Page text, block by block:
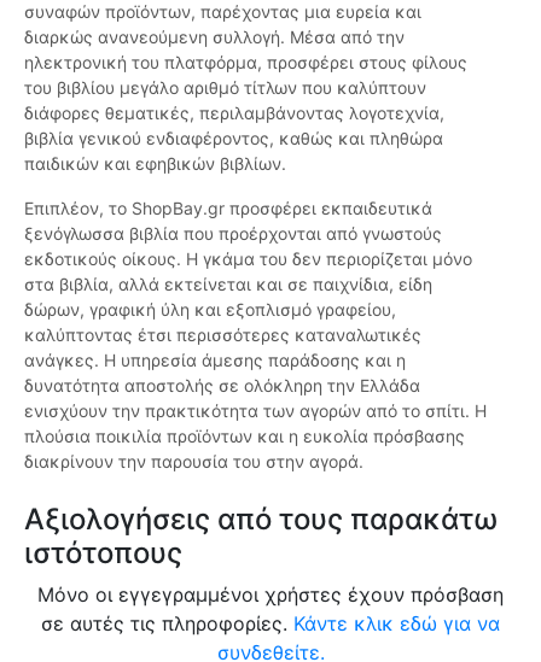
συναφών προϊόντων, παρέχοντας μια ευρεία και
διαρκώς ανανεούμενη συλλογή. Μέσα από την
ηλεκτρονική του πλατφόρμα, προσφέρει στους φίλους
του βιβλίου μεγάλο αριθμό τίτλων που καλύπτουν
διάφορες θεματικές, περιλαμβάνοντας λογοτεχνία,
βιβλία γενικού ενδιαφέροντος, καθώς και πληθώρα
παιδικών και εφηβικών βιβλίων.
Επιπλέον, το ShopBay.gr προσφέρει εκπαιδευτικά
ξενόγλωσσα βιβλία που προέρχονται από γνωστούς
εκδοτικούς οίκους. Η γκάμα του δεν περιορίζεται μόνο
στα βιβλία, αλλά εκτείνεται και σε παιχνίδια, είδη
δώρων, γραφική ύλη και εξοπλισμό γραφείου,
καλύπτοντας έτσι περισσότερες καταναλωτικές
ανάγκες. Η υπηρεσία άμεσης παράδοσης και η
δυνατότητα αποστολής σε ολόκληρη την Ελλάδα
ενισχύουν την πρακτικότητα των αγορών από το σπίτι. Η
πλούσια ποικιλία προϊόντων και η ευκολία πρόσβασης
διακρίνουν την παρουσία του στην αγορά.
Αξιολογήσεις από τους παρακάτω
ιστότοπους
Μόνο οι εγγεγραμμένοι χρήστες έχουν πρόσβαση
σε αυτές τις πληροφορίες. Κάντε κλικ εδώ για να
συνδεθείτε.